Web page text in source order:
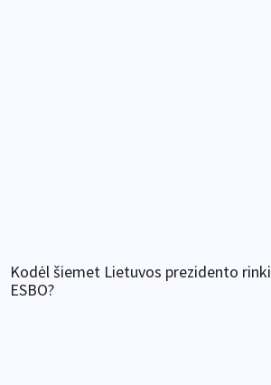
Kodėl šiemet Lietuvos prezidento
ESBO?